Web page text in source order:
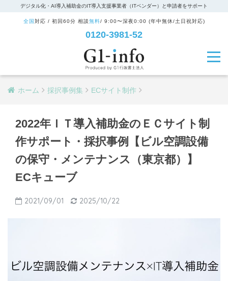
デジタル化・AI導入補助金のIT導入支援事業者（ITベンダー）と申請者をサポート
全国 対応 / 初回60分 相談無料/ 9:00〜深夜0:00 (年中無休/土日祝対応)
0120-3981-52
ホーム 採択事例集 ECサイト制作
2022年ＩＴ導入補助金のＥＣサイト制
作サポート・採択事例【ビル空調設備
の保守・メンテナンス（東京都）】
ECキューブ
2021/09/01 2025/10/22